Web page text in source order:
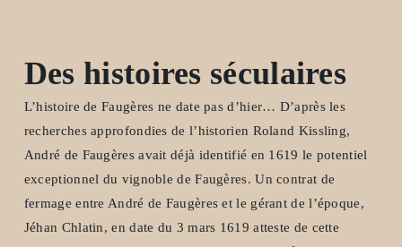
Des histoires séculaires
L’histoire de Faugères ne date pas d’hier… D’après les
recherches approfondies de l’historien Roland Kissling,
André de Faugères avait déjà identifié en 1619 le potentiel
exceptionnel du vignoble de Faugères. Un contrat de
fermage entre André de Faugères et le gérant de l’époque,
Jéhan Chlatin, en date du 3 mars 1619 atteste de cette